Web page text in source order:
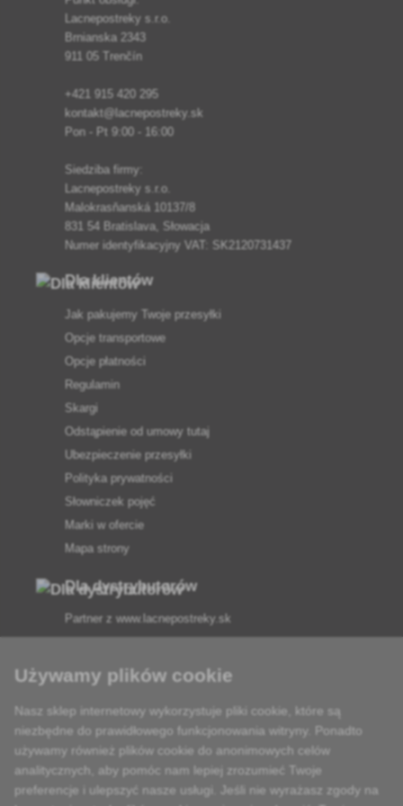
Lacnepostreky s.r.o.
Brnianska 2343
911 05 Trenčín
+421 915 420 295
kontakt@lacnepostreky.sk
Pon - Pt 9:00 - 16:00
Siedziba firmy:
Lacnepostreky s.r.o.
Malokrasňanská 10137/8
831 54 Bratislava, Słowacja
Numer identyfikacyjny VAT: SK2120731437
Dla klientów
Jak pakujemy Twoje przesyłki
Opcje transportowe
Opcje płatności
Regulamin
Skargi
Odstąpienie od umowy tutaj
Ubezpieczenie przesyłki
Polityka prywatności
Słowniczek pojęć
Marki w ofercie
Mapa strony
Dla dystrybutorów
Partner z www.lacnepostreky.sk
Zawsze służymy fachową poradą
Używamy plików cookie
Nasz sklep internetowy wykorzystuje pliki cookie, które są
niezbędne do prawidłowego funkcjonowania witryny. Ponadto
używamy również plików cookie do anonimowych celów
analitycznych, aby pomóc nam lepiej zrozumieć Twoje
preferencje i ulepszyć nasze usługi. Jeśli nie wyrażasz zgody na